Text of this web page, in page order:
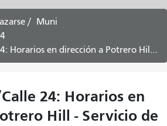
viajar
Muni
en dirección a Potrero Hill - Servicio de los sábados
24: Horarios en
Hill - Servicio de